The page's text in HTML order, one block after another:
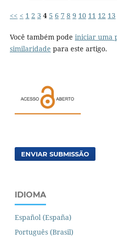
<< < 1 2 3 4 5 6 7 8 9 10 11 12 13
Você também pode iniciar uma
similaridade para este artigo.
ENVIAR SUBMISSÃO
IDIOMA
Español (España)
Português (Brasil)